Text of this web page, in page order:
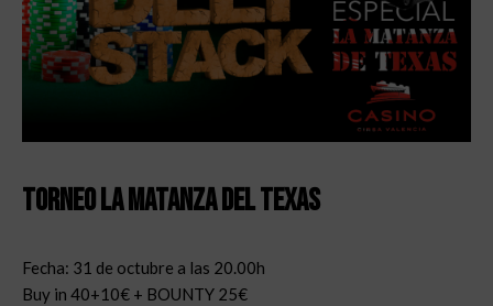
Torneo La matanza del Texas
Fecha: 31 de octubre a las 20.00h
Buy in 40+10€ + BOUNTY 25€